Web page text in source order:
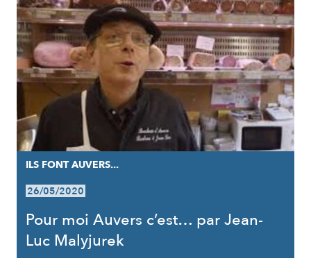
ILS FONT AUVERS...
26/05/2020
Pour moi Auvers c’est… par Jean-
Luc Malyjurek